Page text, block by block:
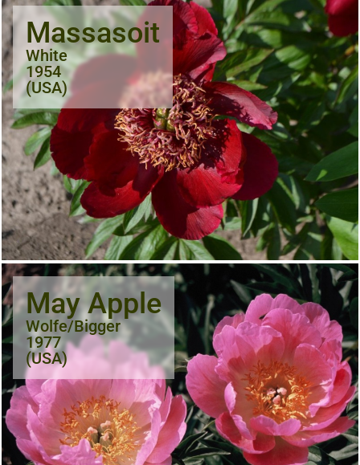
Massasoit
White
1954
(USA)
May Apple
Wolfe/Bigger
1977
(USA)